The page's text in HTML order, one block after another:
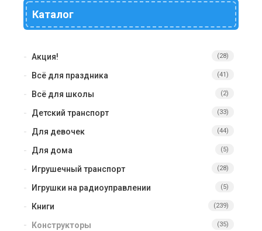
Каталог
Акция! (28)
Всё для праздника (41)
Всё для школы (2)
Детский транспорт (33)
Для девочек (44)
Для дома (5)
Игрушечный транспорт (28)
Игрушки на радиоуправлении (5)
Книги (239)
Конструкторы (35)